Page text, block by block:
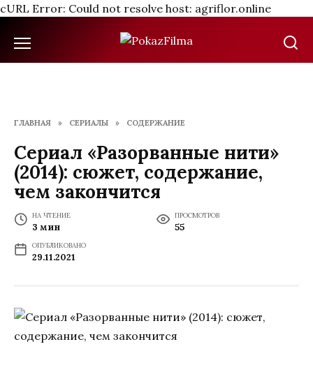
cURL Error: Could not resolve host: agriflor.online
ГЛАВНАЯ » СЕРИАЛЫ » СОДЕРЖАНИЕ
Сериал «Разорванные нити»
(2014): сюжет, содержание,
чем закончится
НА ЧТЕНИЕ
3 мин
ПРОСМОТРОВ
55
ОПУБЛИКОВАНО
29.11.2021